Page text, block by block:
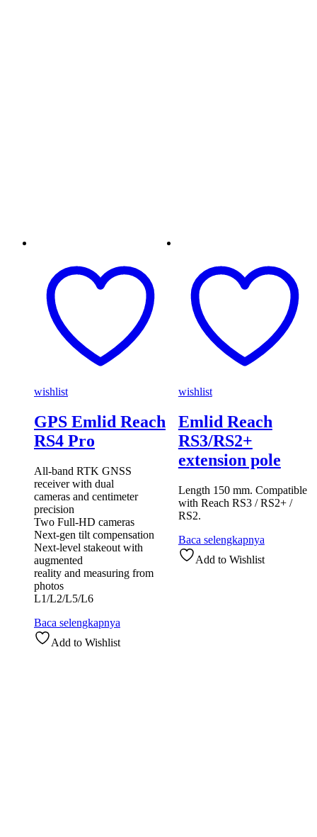
wishlist
GPS Emlid Reach
RS4 Pro
All-band RTK GNSS
receiver with dual
cameras and centimeter
precision
Two Full-HD cameras
Next-gen tilt compensation
Next-level stakeout with
augmented
reality and measuring from
photos
L1/L2/L5/L6
Baca selengkapnya
Add to Wishlist
wishlist
Emlid Reach
RS3/RS2+
extension pole
Length 150 mm. Compatible
with Reach RS3 / RS2+ /
RS2.
Baca selengkapnya
Add to Wishlist